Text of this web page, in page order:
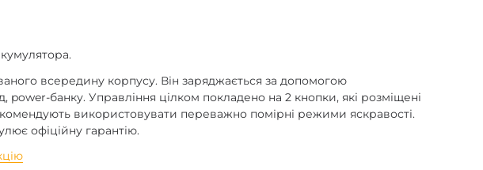
всередину корпусу. Він заряджається за допомогою
банку. Управління цілком покладено на 2 кнопки, які розміщені
використовувати переважно помірні режими яскравості.
офіційну гарантію.